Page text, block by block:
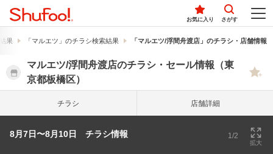
お気に入り さがす
果 「マルエツ」のチラシ検索結果 「マルエツ/浮間舟渡店」のチラシ・店舗情報
マルエツ/浮間舟渡店のチラシ・セール情報（東
京都板橋区）
チラシ 店舗詳細
8月7日〜8月10日 チラシ情報 1/2
拡大